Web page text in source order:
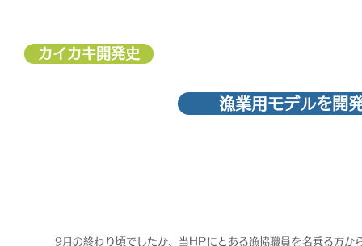
漁業用モデルを開
9月の終わり頃でしたか、当HPにとある漁協職員を名乗る方か
カイカキ開発史